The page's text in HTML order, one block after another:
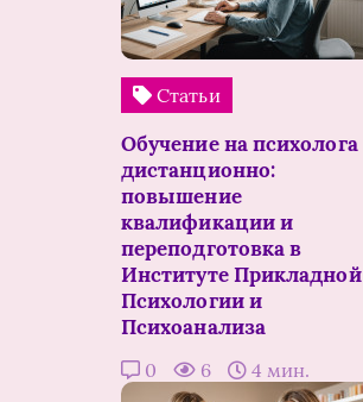
Статьи
Обучение на психолога
дистанционно:
повышение
квалификации и
переподготовка в
Институте Прикладной
Психологии и
Психоанализа
0 6 4 мин.